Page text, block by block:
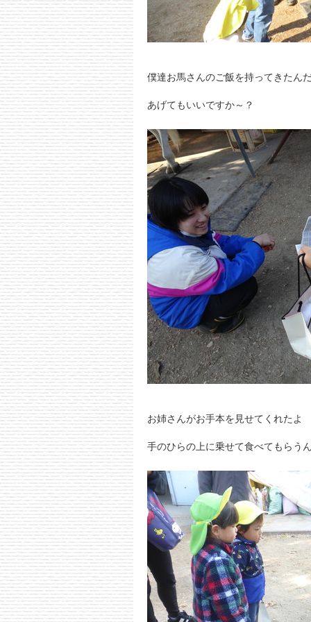
僕達お馬さんのご飯を持ってきたん
あげてもいいですか～？
お姉さんがお手本を見せてくれたよ
手のひらの上に乗せて食べてもらう